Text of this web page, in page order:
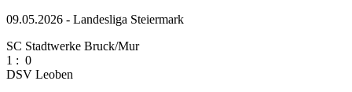
09.05.2026 - Landesliga Steiermark
SC Stadtwerke Bruck/Mur
1 : 0
DSV Leoben